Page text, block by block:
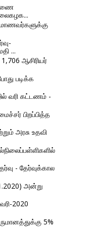
மாணவர்களுக்கு
...
ஆசிரியர்
படிக்க
வரி கட்டணம் -
பிறப்பித்த
அரசு உதவி
- தேர்வுக்கால
அன்று
2020
5%